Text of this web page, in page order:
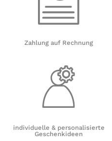
Zahlung auf Rechnung
individuelle & personalisierte
Geschenkideen